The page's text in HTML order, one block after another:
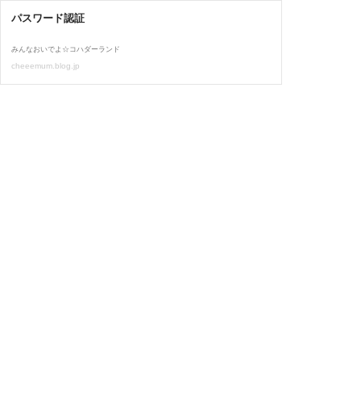
パスワード認証
みんなおいでよ☆コハダーランド
cheeemum.blog.jp